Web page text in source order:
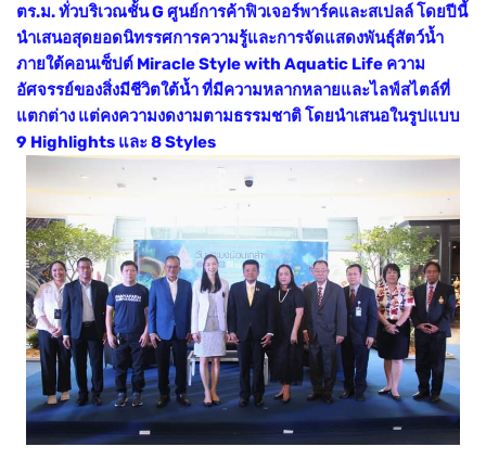
ตร.ม. ทั่วบริเวณชั้น G ศูนย์การค้าฟิวเจอร์พาร์คและสเปลล์ โดยปีนี้
นำเสนอสุดยอดนิทรรศการความรู้และการจัดแสดงพันธุ์สัตว์น้ำ
ภายใต้คอนเซ็ปต์ Miracle Style with Aquatic Life ความ
อัศจรรย์ของสิ่งมีชีวิตใต้น้ำ ที่มีความหลากหลายและไลฟ์สไตล์ที่
แตกต่าง แต่คงความงดงามตามธรรมชาติ โดยนำเสนอในรูปแบบ
9 Highlights และ 8 Styles